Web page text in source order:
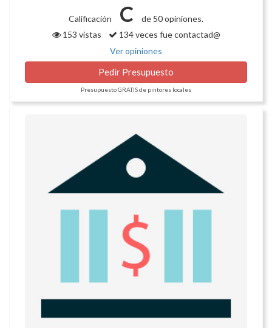
Calificación C
de 50 opiniones.
153 vistas
134 veces fue contactad@
Ver opiniones
Pedir Presupuesto
Presupuesto GRATIS de pintores locales